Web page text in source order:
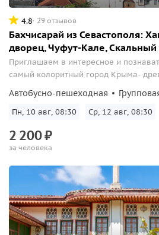
4.8 29 отзывов
Бахчисарай из Севастополя:
дворец, Чуфут-Кале,
Приглашаем в интересное и
самый колоритный город Крыма-
исторические
поражают нас своей сказочной
Автобусно-пешеходная
Пн, 10 авг, 08:30 Ср, 12 авг, 08:30
2 200₽
за человека